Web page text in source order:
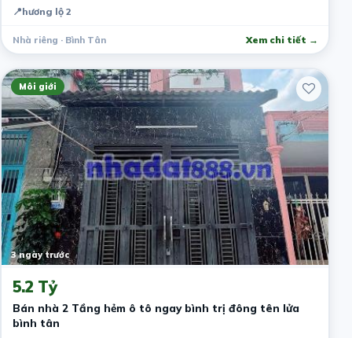
📍hương lộ 2
Nhà riêng · Bình Tân Xem chi tiết →
Môi giới
3 ngày trước
5.2 Tỷ
Bán nhà 2 Tầng hẻm ô tô ngay bình trị đông tên lửa
bình tân